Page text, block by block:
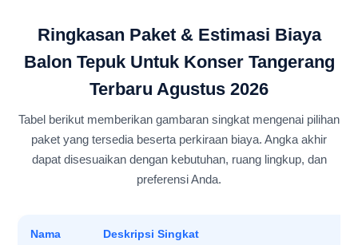
Ringkasan Paket & Estimasi Biaya
Balon Tepuk Untuk Konser Tangerang
Terbaru Agustus 2026
Tabel berikut memberikan gambaran singkat mengenai pilihan
paket yang tersedia beserta perkiraan biaya. Angka akhir
dapat disesuaikan dengan kebutuhan, ruang lingkup, dan
preferensi Anda.
Nama
Deskripsi Singkat